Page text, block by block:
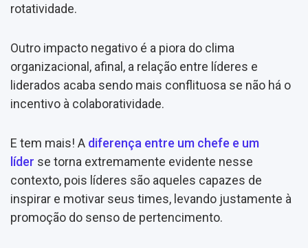
rotatividade.
Outro impacto negativo é a piora do clima
organizacional, afinal, a relação entre líderes e
liderados acaba sendo mais conflituosa se não há o
incentivo à colaboratividade.
E tem mais! A diferença entre um chefe e um
líder se torna extremamente evidente nesse
contexto, pois líderes são aqueles capazes de
inspirar e motivar seus times, levando justamente à
promoção do senso de pertencimento.